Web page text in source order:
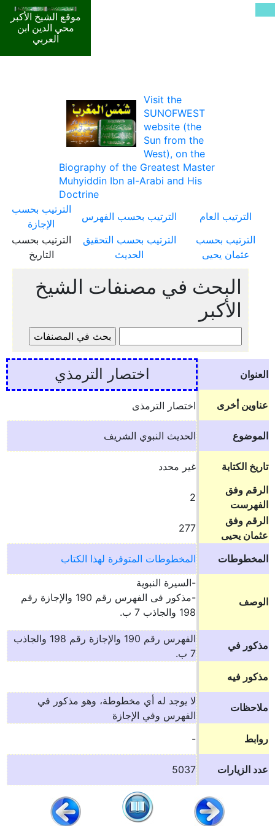
موقع الشيخ الأكبر
محي الدين ابن
العربي
Visit the
SUNOFWEST
website (the
Sun from the
West), on the
Biography of the Greatest Master
Muhyiddin Ibn al-Arabi and His
Doctrine
الترتيب العام
الترتيب بحسب الفهرس
الترتيب بحسب
الإجازة
الترتيب بحسب
عثمان يحيى
الترتيب بحسب التحقيق
الحديث
الترتيب بحسب
التاريخ
البحث في مصنفات الشيخ
الأكبر
العنوان اختصار الترمذي
عناوين أخرى اختصار الترمذى
الموضوع الحديث النبوي الشريف
تاريخ الكتابة
غير محدد
الرقم وفق
الفهرست
2
الرقم وفق
عثمان يحيى
277
المخطوطات المخطوطات المتوفرة لهذا الكتاب
الوصف
-السيرة النبوية
-مذكور فى الفهرس رقم 190 والإجازة رقم
198 والجاذب 7 ب.
مذكور في
الفهرس رقم 190 والإجازة رقم 198 والجاذب
7 ب.
مذكور فيه
ملاحظات
لا يوجد له أي مخطوطة، وهو مذكور في
الفهرس وفي الإجازة
روابط
-
عدد الزيارات 5037